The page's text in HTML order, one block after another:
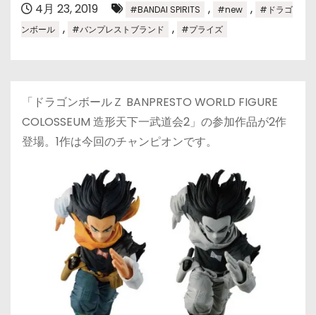
4月 23, 2019 #BANDAI SPIRITS , #new ,
#ドラゴ
ンボール
, #バンプレストブランド , #プライズ
「ドラゴンボールＺ BANPRESTO WORLD FIGURE
COLOSSEUM 造形天下一武道会2」の参加作品が2作
登場。1作は今回のチャンピオンです。